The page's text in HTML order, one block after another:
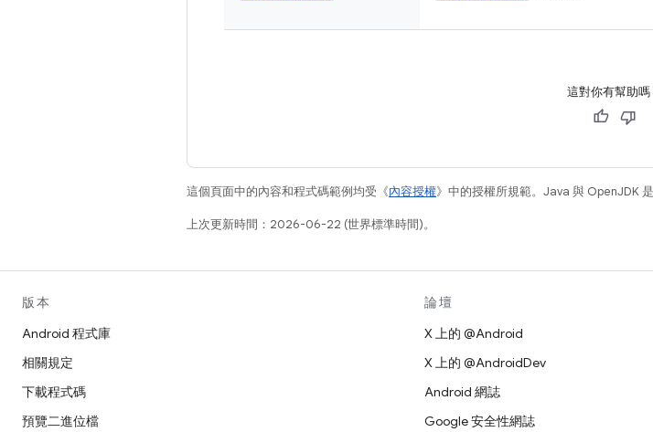
這對你有幫助嗎
這個頁面中的內容和程式碼範例均受《內容授權》中的授權所規範。Java 與 OpenJDK
上次更新時間：2026-06-22 (世界標準時間)。
版本
Android 程式庫
相關規定
下載程式碼
預覽二進位檔
論壇
X 上的 @Android
X 上的 @AndroidDev
Android 網誌
Google 安全性網誌